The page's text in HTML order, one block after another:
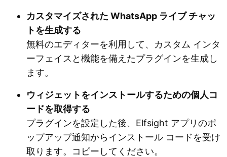
カスタマイズされた WhatsApp ライブ チャッ
トを生成する
無料のエディターを利用して、カスタム インタ
ーフェイスと機能を備えたプラグインを生成し
ます。
ウィジェットをインストールするための個人コ
ードを取得する
プラグインを設定した後、Elfsight アプリのポ
ップアップ通知からインストール コードを受け
取ります。コピーしてください。